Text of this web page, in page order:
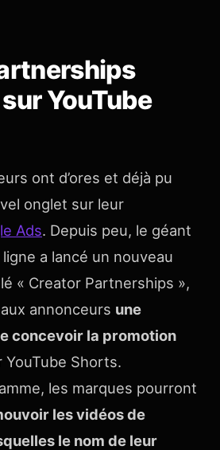
YouTube
ont d’ores et déjà pu
onglet sur leur
Ads. Depuis peu, le géant
a lancé un nouveau
« Creator Partnerships »,
annonceurs une
concevoir la promotion
YouTube Shorts.
les marques pourront
les vidéos de
le nom de leur